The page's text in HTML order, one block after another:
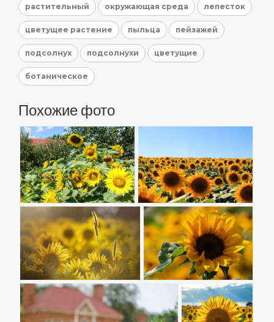
растительный окружающая среда лепесток
цветущее растение пыльца пейзажей
подсолнух подсолнухи цветущие
ботаническое
Похожие фото